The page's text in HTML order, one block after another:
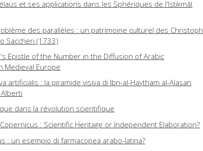
et ses applications dans les Sphériques de l'Istikmāl
des parallèles : un patrimoine culturel des Christoph
Saccheri (1733)
Epistle of the Number in the Diffusion of Arabic
Medieval Europe
artificialis : la piramide visiva di Ibn-al-Haytham al-Alasan
dans la révolution scientifique
: Scientific Heritage or Independent Elaboration?
: un esempio di farmacopea arabo-latina?